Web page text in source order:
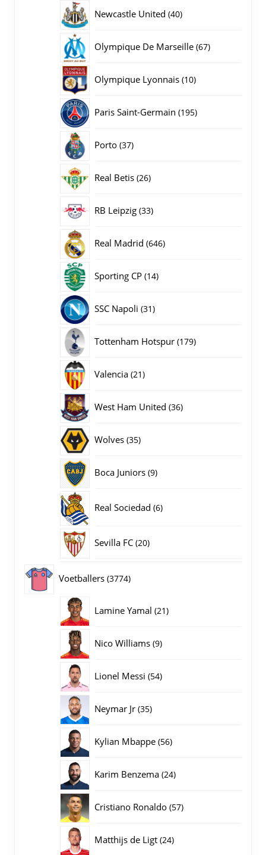
Newcastle United 4040
Olympique De Marseille 6767
Olympique Lyonnais 1010
Paris Saint-Germain 195195
Porto 3737
Real Betis 2626
RB Leipzig 3333
Real Madrid 646646
Sporting CP 1414
SSC Napoli 3131
Tottenham Hotspur 179179
Valencia 2121
West Ham United 3636
Wolves 3535
Boca Juniors 99
Real Sociedad 66
Sevilla FC 2020
Voetballers 37743774
Lamine Yamal 2121
Nico Williams 99
Lionel Messi 5454
Neymar Jr 3535
Kylian Mbappe 5656
Karim Benzema 2424
Cristiano Ronaldo 5757
Matthijs de Ligt 2424